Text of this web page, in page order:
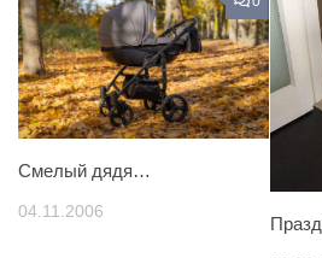
Смелый дядя…
04.11.2006